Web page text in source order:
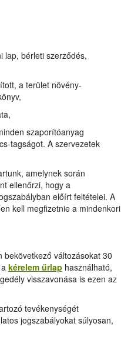
lap, bérleti szerződés,
a terület növény-
szaporítóanyag
tagságot. A szervezetek
amelynek során
ellenőrzi, hogy a
előírt feltételei. A
kell megfizetnie a mindenkori
változásokat 30
kérelem űrlap használható,
visszavonása is ezen az
tevékenységét
jogszabályokat súlyosan,